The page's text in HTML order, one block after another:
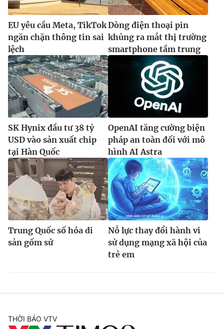
THỜI BÁO VTV
Theo dõi báo trên
Cơ quan chủ quản:Đài Truyền hình Việt Nam
Cơ quan báo chí:Thời báo VTV
Giấy phép hoạt động báo in và báo điện tử số 483/GP-BTTTT
cấp ngày 29/12/2023
Tổng Biên tập:Vũ Thanh Thủy
Phó Tổng Biên tập:Nguyễn Thị Mỹ Hạnh, Phạm Quốc Thắng,
Nguyễn Trọng Ninh
Tổng đài VTV:024.38 355 931 - 024.38 355 932
Ðiện thoại Thời báo VTV:024.66 897 897
Email:toasoan@vtv.vn
024-7300.7108
EU yêu cầu Meta, TikTok
ngăn chặn thông tin sai
lệch
Dòng điện thoại pin
khủng ra mắt thị trường
smartphone tầm trung
SK Hynix đầu tư 38 tỷ
USD vào sản xuất chip
tại Hàn Quốc
OpenAI tăng cường biện
pháp an toàn đối với mô
hình AI Astra
Trung Quốc số hóa di
sản gốm sứ
Nỗ lực thay đổi hành vi
sử dụng mạng xã hội của
trẻ em
THỜI BÁO VTV